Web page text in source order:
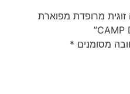
מרופדת מפוארת
מסומנים *